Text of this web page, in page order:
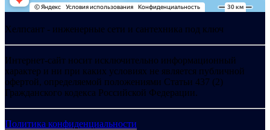
Хелпсант - инженерные сети и сантехника под ключ
Интернет-сайт носит исключительно информационный
характер и ни при каких условиях не является публичной
офертой, определяемой положениями Статьи 437 (2)
Гражданского кодекса Российской Федерации.
Политика конфиденциальности